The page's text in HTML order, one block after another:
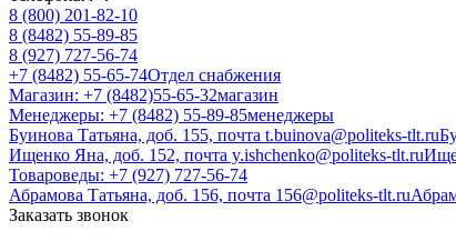
8 (800) 201-82-10
8 (8482) 55-89-85
8 (927) 727-56-74
+7 (8482) 55-65-74Отдел снабжения
Магазин: +7 (8482)55-65-32магазин
Менеджеры: +7 (8482) 55-89-85менеджеры
Буинова Татьяна, доб. 155, почта t.buinova@politeks-tlt.ru
Ищенко Яна, доб. 152, почта y.ishchenko@politeks-tlt.ru
Товароведы: +7 (927) 727-56-74
Абрамова Татьяна, доб. 156, почта 156@politeks-tlt.ru
Заказать звонок